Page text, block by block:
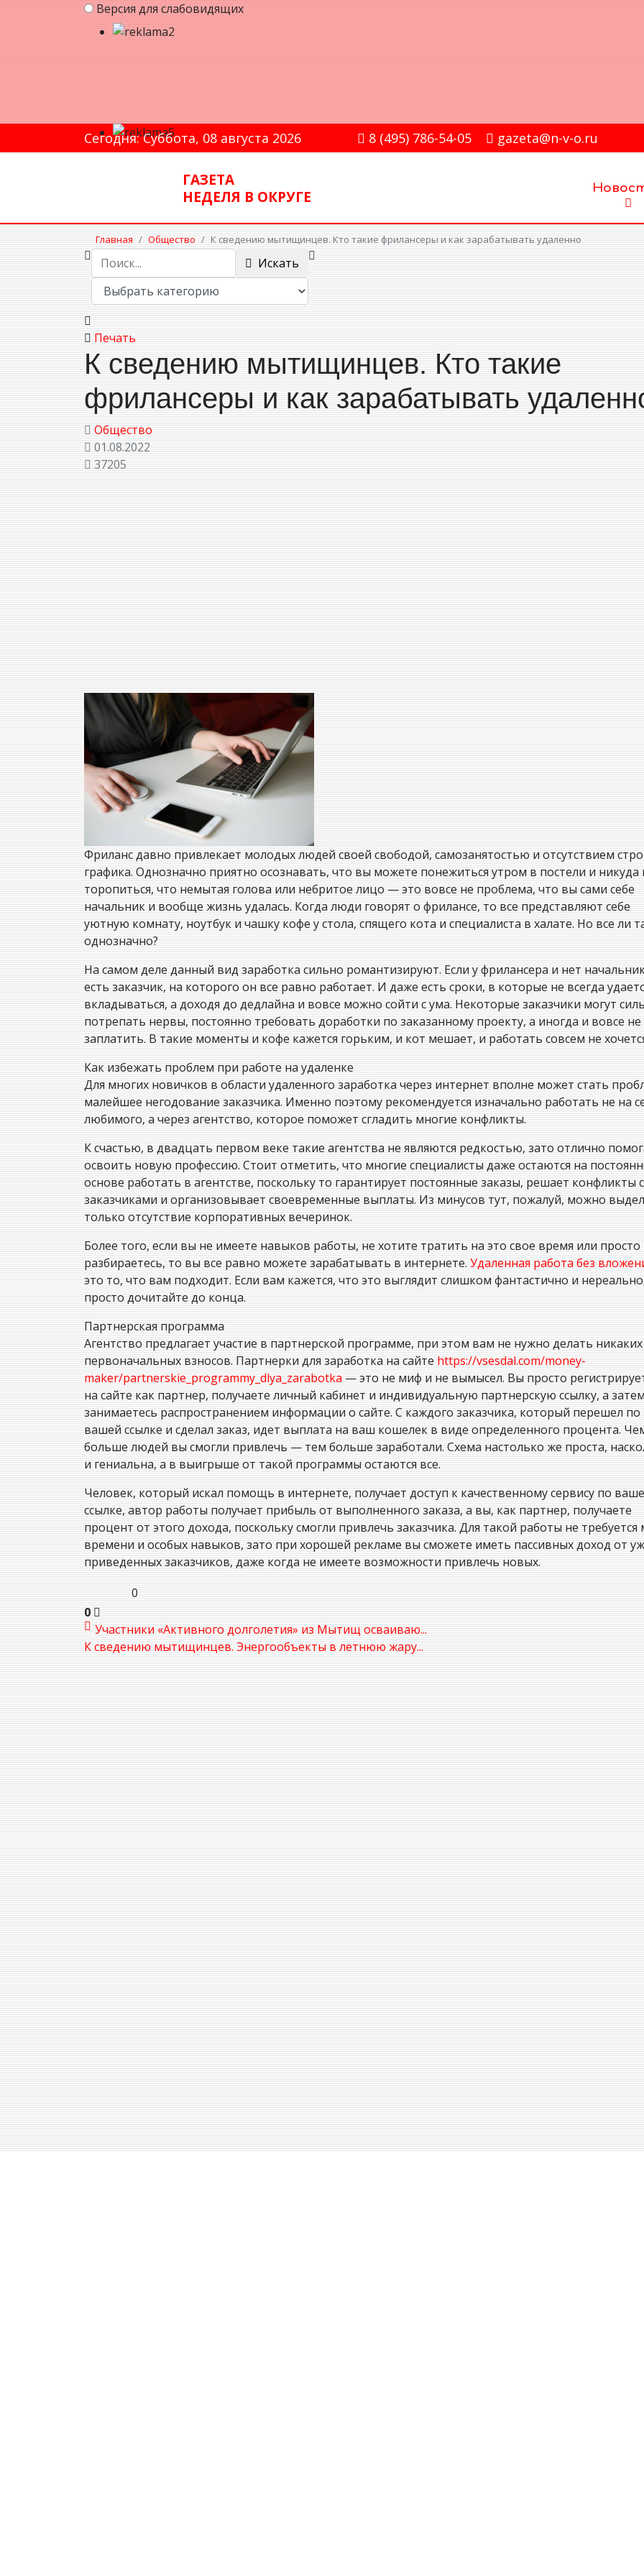
Версия для слабовидящих
Сегодня: Суббота, 08 августа 2026 8 (495) 786-54-05 gazeta@n-v-o.ru
ГАЗЕТА
НЕДЕЛЯ В ОКРУГЕ
Главная Общество К сведению мытищинцев. Кто такие фрилансеры и как зарабатывать удаленно
Искать
Печать
К сведению мытищинцев. Кто такие
фрилансеры и как зарабатывать
Общество
01.08.2022
37205
Фриланс давно привлекает молодых людей своей свободой, самозанятостью и отсутствием
графика. Однозначно приятно осознавать, что вы можете понежиться утром в постели и никуда
торопиться, что немытая голова или небритое лицо — это вовсе не проблема, что вы сами себе
начальник и вообще жизнь удалась. Когда люди говорят о фрилансе, то все представляют себе
уютную комнату, ноутбук и чашку кофе у стола, спящего кота и специалиста в халате. Но все ли
однозначно?
На самом деле данный вид заработка сильно романтизируют. Если у фрилансера и нет
есть заказчик, на которого он все равно работает. И даже есть сроки, в которые не всегда
вкладываться, а доходя до дедлайна и вовсе можно сойти с ума. Некоторые заказчики могут
потрепать нервы, постоянно требовать доработки по заказанному проекту, а иногда и вовсе не
заплатить. В такие моменты и кофе кажется горьким, и кот мешает, и работать совсем не
Как избежать проблем при работе на удаленке
Для многих новичков в области удаленного заработка через интернет вполне может стать
малейшее негодование заказчика. Именно поэтому рекомендуется изначально работать не на
любимого, а через агентство, которое поможет сгладить многие конфликты.
К счастью, в двадцать первом веке такие агентства не являются редкостью, зато отлично
освоить новую профессию. Стоит отметить, что многие специалисты даже остаются на
основе работать в агентстве, поскольку то гарантирует постоянные заказы, решает конфликты с
заказчиками и организовывает своевременные выплаты. Из минусов тут, пожалуй, можно
только отсутствие корпоративных вечеринок.
Более того, если вы не имеете навыков работы, не хотите тратить на это свое время или просто
разбираетесь, то вы все равно можете зарабатывать в интернете. Удаленная работа без
это то, что вам подходит. Если вам кажется, что это выглядит слишком фантастично и
просто дочитайте до конца.
Партнерская программа
Агентство предлагает участие в партнерской программе, при этом вам не нужно делать никаких
первоначальных взносов. Партнерки для заработка на сайте https://vsesdal.com/money-
maker/partnerskie_programmy_dlya_zarabotka — это не миф и не вымысел. Вы просто
на сайте как партнер, получаете личный кабинет и индивидуальную партнерскую ссылку, а
занимаетесь распространением информации о сайте. С каждого заказчика, который перешел по
вашей ссылке и сделал заказ, идет выплата на ваш кошелек в виде определенного процента.
больше людей вы смогли привлечь — тем больше заработали. Схема настолько же проста,
и гениальна, а в выигрыше от такой программы остаются все.
Человек, который искал помощь в интернете, получает доступ к качественному сервису по
ссылке, автор работы получает прибыль от выполненного заказа, а вы, как партнер, получаете
процент от этого дохода, поскольку смогли привлечь заказчика. Для такой работы не требуется
времени и особых навыков, зато при хорошей рекламе вы сможете иметь пассивных доход от
приведенных заказчиков, даже когда не имеете возможности привлечь новых.
0
0
Участники «Активного долголетия» из Мытищ осваиваю...
К сведению мытищинцев. Энергообъекты в летнюю жару...